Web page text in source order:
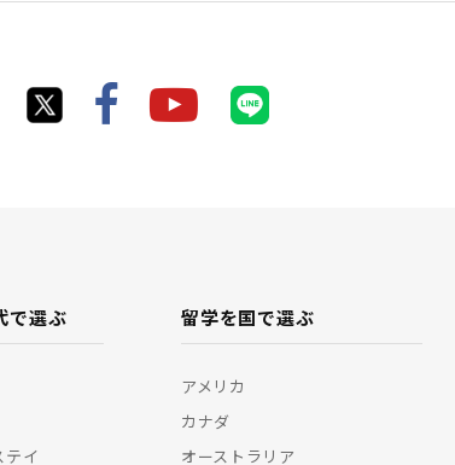
で選ぶ
テイ
留学を国で選ぶ
アメリカ
カナダ
オーストラリア